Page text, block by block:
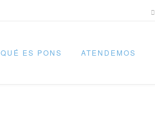
QUÉ ES PONS ATENDEMOS